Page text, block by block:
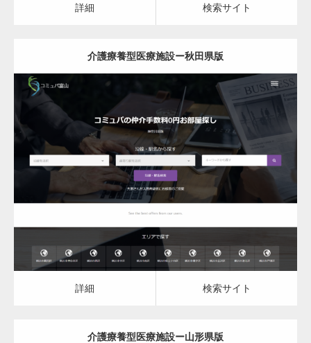
詳細 検索サイト
介護療養型医療施設ー秋田県版
更新日： 2023.03.09
介護療養型医療施設
詳細 検索サイト
詳細 検索サイト
介護療養型医療施設ー山形県版